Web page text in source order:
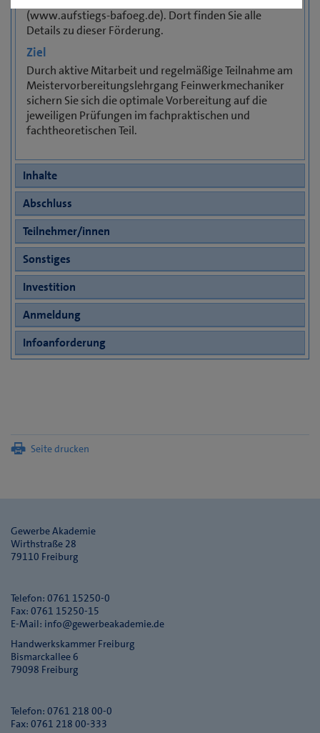
(www.aufstiegs-bafoeg.de). Dort finden Sie alle
Details zu dieser Förderung.
Ziel
Durch aktive Mitarbeit und regelmäßige Teilnahme am
Meistervorbereitungslehrgang Feinwerkmechaniker
sichern Sie sich die optimale Vorbereitung auf die
jeweiligen Prüfungen im fachpraktischen und
fachtheoretischen Teil.
Inhalte
Abschluss
Teilnehmer/innen
Sonstiges
Investition
Anmeldung
Infoanforderung
Seite drucken
Gewerbe Akademie
Wirthstraße 28
79110 Freiburg
Telefon: 0761 15250-0
Fax: 0761 15250-15
E-Mail: info@gewerbeakademie.de
Handwerkskammer Freiburg
Bismarckallee 6
79098 Freiburg
Telefon: 0761 218 00-0
Fax: 0761 218 00-333